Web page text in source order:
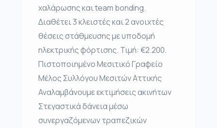
χαλάρωσης και team bonding.
Διαθέτει 3 κλειστές και 2 ανοιχτές
θέσεις στάθμευσης με υποδομή
ηλεκτρικής φόρτισης. Τιμή: €2.200.
Πιστοποιημένο Μεσιτικό Γραφείο
Μέλος Συλλόγου Μεσιτών Αττικής
Αναλαμβάνουμε εκτιμήσεις ακινήτων
Στεγαστικά δάνεια μέσω
συνεργαζόμενων τραπεζικών